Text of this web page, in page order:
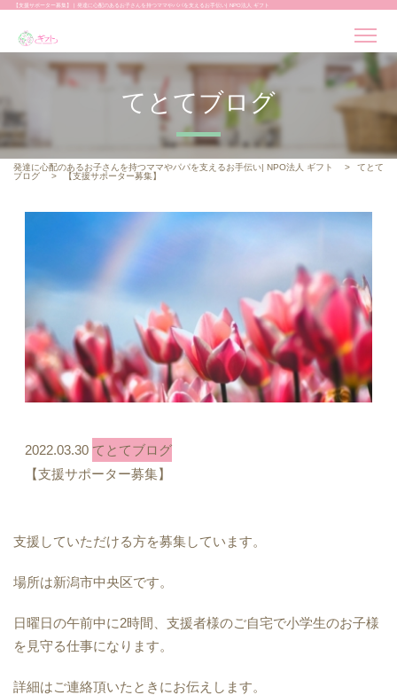
【支援サポーター募集】 | 発達に心配のあるお子さんを持つママやパパを支えるお手伝い| NPO法人 ギフト
てとてブログ
発達に心配のあるお子さんを持つママやパパを支えるお手伝い| NPO法人 ギフト >
てとて
ブログ
> 【支援サポーター募集】
2022.03.30 てとてブログ
【支援サポーター募集】
支援していただける方を募集しています。
場所は新潟市中央区です。
日曜日の午前中に2時間、支援者様のご自宅で小学生のお子様
を見守る仕事になります。
詳細はご連絡頂いたときにお伝えします。